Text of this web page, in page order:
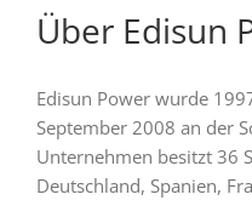
Über Edisun
Edisun Power wurde
September 2008 an der
Unternehmen besitzt 36
Deutschland, Spanien,